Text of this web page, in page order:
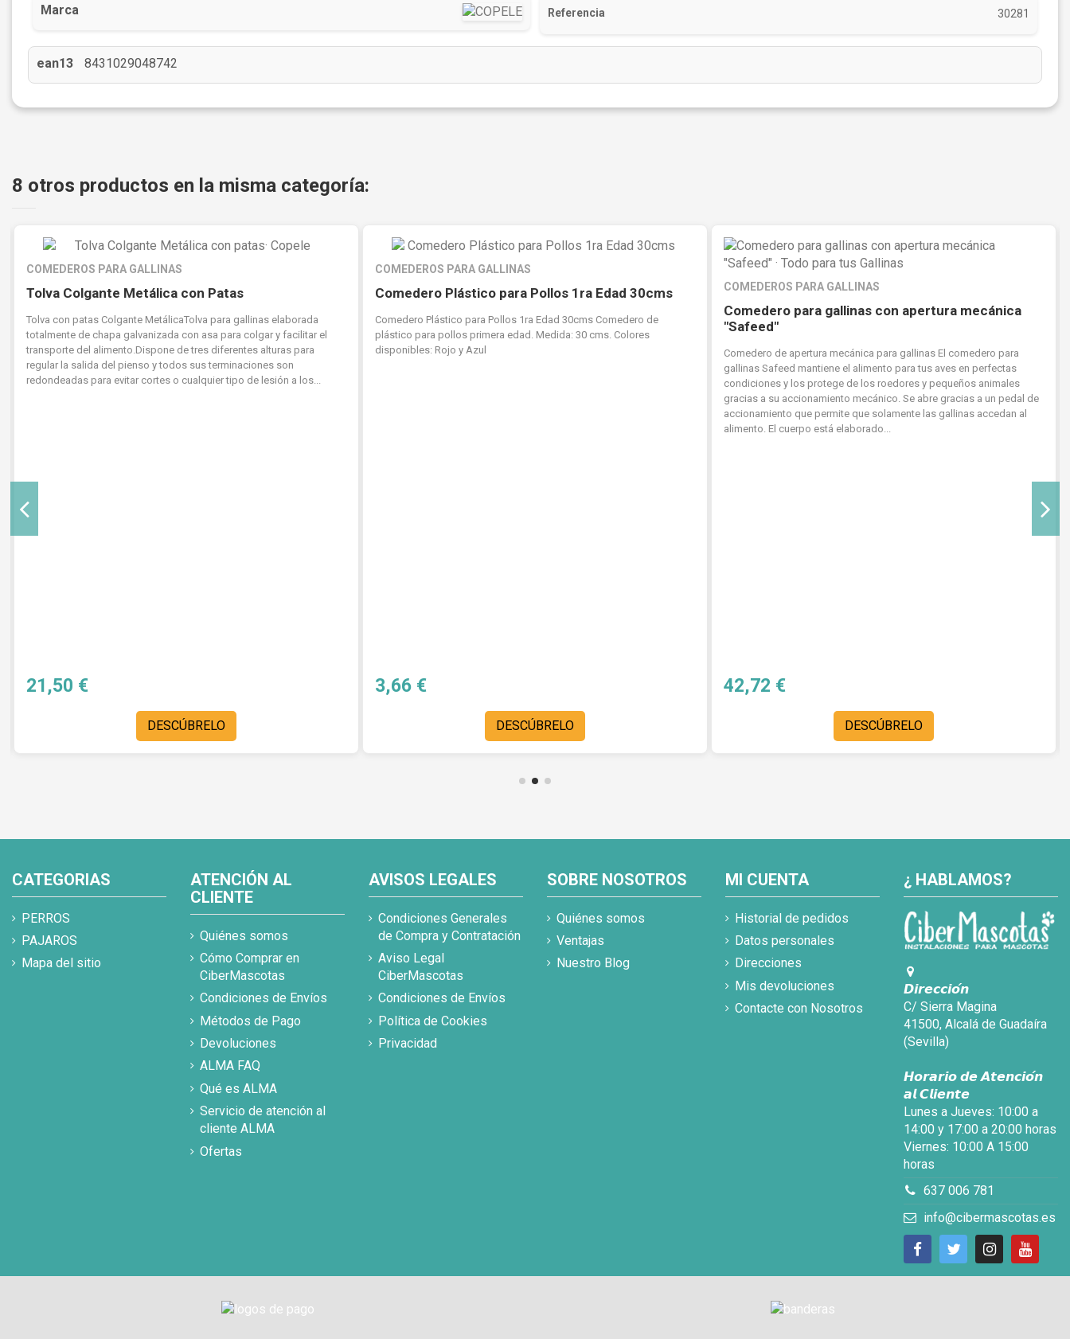
Marca Referencia 30281
ean13 8431029048742
8 otros productos en la misma categoría:
COMEDEROS PARA GALLINAS
Tolva Colgante Metálica con Patas
Tolva con patas Colgante MetálicaTolva para gallinas elaborada
totalmente de chapa galvanizada con asa para colgar y facilitar el
transporte del alimento.Dispone de tres diferentes alturas para
regular la salida del pienso y todos sus terminaciones son
redondeadas para evitar cortes o cualquier tipo de lesión a los...
21,50 €
DESCÚBRELO
COMEDEROS PARA GALLINAS
Comedero Plástico para Pollos 1ra Edad 30cms
Comedero Plástico para Pollos 1ra Edad 30cms Comedero de
plástico para pollos primera edad. Medida: 30 cms. Colores
disponibles: Rojo y Azul
3,66 €
DESCÚBRELO
COMEDEROS PARA GALLINAS
Comedero para gallinas con apertura mecánica
"Safeed"
Comedero de apertura mecánica para gallinas El comedero para
gallinas Safeed mantiene el alimento para tus aves en perfectas
condiciones y los protege de los roedores y pequeños animales
gracias a su accionamiento mecánico. Se abre gracias a un pedal de
accionamiento que permite que solamente las gallinas accedan al
alimento. El cuerpo está elaborado...
42,72 €
DESCÚBRELO
CATEGORIAS
PERROS
PAJAROS
Mapa del sitio
ATENCIÓN AL
CLIENTE
Quiénes somos
Cómo Comprar en
CiberMascotas
Condiciones de Envíos
Métodos de Pago
Devoluciones
ALMA FAQ
Qué es ALMA
Servicio de atención al
cliente ALMA
Ofertas
AVISOS LEGALES
Condiciones Generales
de Compra y Contratación
Aviso Legal
CiberMascotas
Condiciones de Envíos
Política de Cookies
Privacidad
SOBRE NOSOTROS
Quiénes somos
Ventajas
Nuestro Blog
MI CUENTA
Historial de pedidos
Datos personales
Direcciones
Mis devoluciones
Contacte con Nosotros
¿ HABLAMOS?
𝘿𝙞𝙧𝙚𝙘𝙘𝙞𝙤́𝙣
C/ Sierra Magina
41500, Alcalá de Guadaíra
(Sevilla)
𝙃𝙤𝙧𝙖𝙧𝙞𝙤 𝙙𝙚 𝘼𝙩𝙚𝙣𝙘𝙞𝙤́𝙣
𝙖𝙡 𝘾𝙡𝙞𝙚𝙣𝙩𝙚
Lunes a Jueves: 10:00 a
14:00 y 17:00 a 20:00 horas
Viernes: 10:00 A 15:00
horas
637 006 781
info@cibermascotas.es